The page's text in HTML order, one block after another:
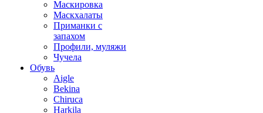
Маскировка
Маскхалаты
Приманки с
запахом
Профили, муляжи
Чучела
Обувь
Aigle
Bekina
Chiruсa
Harkila